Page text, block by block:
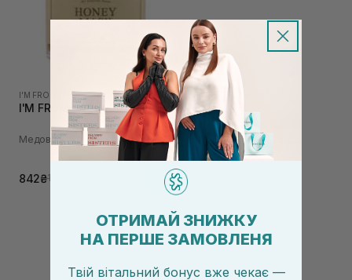
I'M FROM I'M FROM HONEY
I'M FROM Honey Mask 120 г
Медовая маска для лица
842₴1 295₴
ОТРИМАЙ ЗНИЖКУ
НА ПЕРШЕ ЗАМОВЛЕНЯ
Твій вітальний бонус вже чекає —